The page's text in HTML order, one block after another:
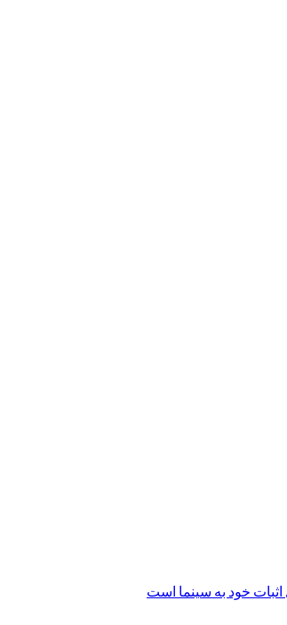
اثبات خود به سینما است